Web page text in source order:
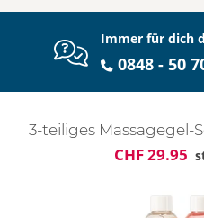
Immer für dich
0848 - 50
3-teiliges Massagegel-
CHF 29.95